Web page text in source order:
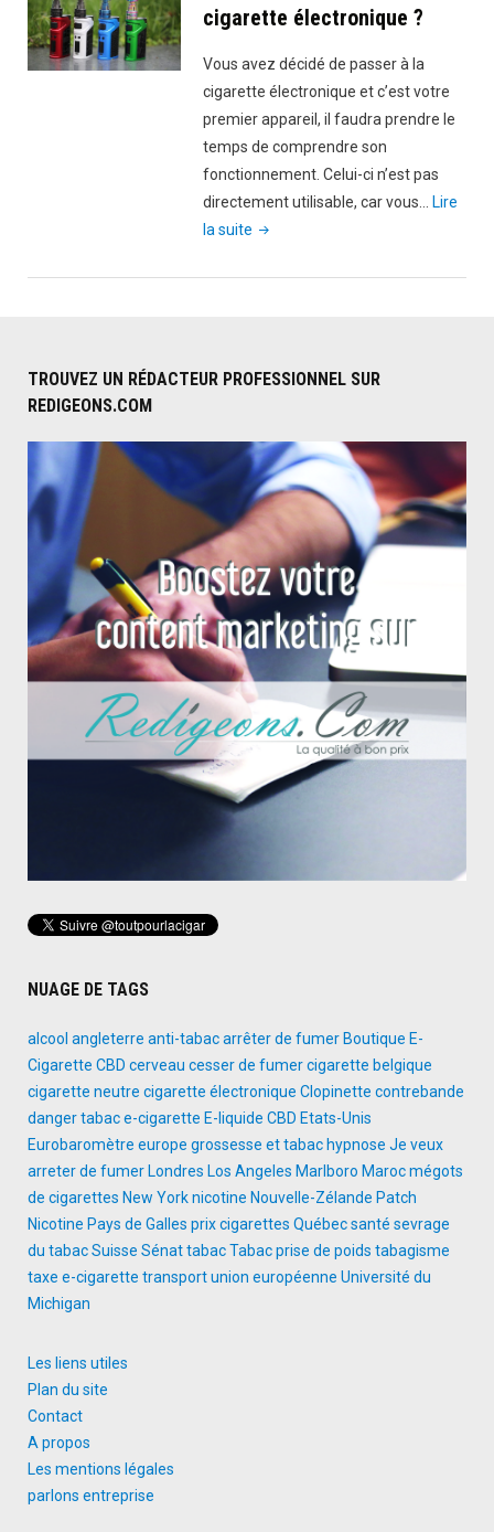
?"
cigarette électronique ?
Vous avez décidé de passer à la
cigarette électronique et c’est votre
premier appareil, il faudra prendre le
temps de comprendre son
fonctionnement. Celui-ci n’est pas
directement utilisable, car vous…
Lire
la suite "Comment
une
TROUVEZ UN RÉDACTEUR PROFESSIONNEL SUR
REDIGEONS.COM
NUAGE DE TAGS
alcool angleterre anti-tabacarrêter de fumer Boutique E-
Cigarette CBD cerveau cesser de fumercigarette belgique
cigarette neutre cigarette électronique Clopinette contrebande
danger tabace-cigarette E-liquide CBD Etats-Unis
Eurobaromètre europe grossesse et tabac hypnose Je veux
arreter de fumer Londres Los Angeles Marlboro Marocmégots
de cigarettes New Yorknicotine Nouvelle-Zélande Patch
Nicotine Pays de Galles prix cigarettes Québecsanté sevrage
du tabacSuisse SénattabacTabac prise de poids tabagisme
taxe e-cigarette transportunion européenne Université du
Michigan
Les liens utiles
Plan du site
Contact
A propos
Les mentions légales
parlons entreprise